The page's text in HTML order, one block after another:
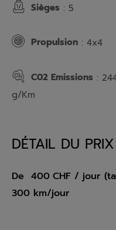
Sièges : 5
Propulsion : 4x4
C02 Emissions :
g/Km
DÉTAIL DU PRIX
De 400 CHF / jour
300 km/jour